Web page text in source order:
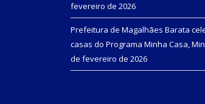
fevereiro de 2026
Prefeitura de Magalhães Barata
casas do Programa Minha Casa,
de fevereiro de 2026